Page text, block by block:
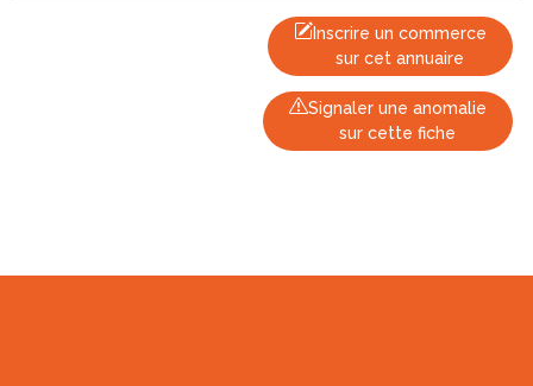
Inscrire un commerce
sur cet annuaire
Signaler une anomalie
sur cette fiche